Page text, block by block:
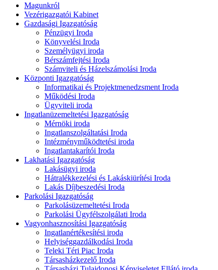
Magunkról
Vezérigazgatói Kabinet
Gazdasági Igazgatóság
Pénzügyi Iroda
Könyvelési Iroda
Személyügyi iroda
Bérszámfejtési Iroda
Számviteli és Házelszámolási Iroda
Központi Igazgatóság
Informatikai és Projektmenedzsment Iroda
Működési Iroda
Ügyviteli iroda
Ingatlanüzemeltetési Igazgatóság
Mérnöki iroda
Ingatlanszolgáltatási Iroda
Intézményműködtetési iroda
Ingatlantakarítói Iroda
Lakhatási Igazgatóság
Lakásügyi iroda
Hátralékkezelési és Lakáskiürítési Iroda
Lakás Díjbeszedési Iroda
Parkolási Igazgatóság
Parkolásüzemeltetési Iroda
Parkolási Ügyfélszolgálati Iroda
Vagyonhasznosítási Igazgatóság
Ingatlanértékesítési iroda
Helyiséggazdálkodási Iroda
Teleki Téri Piac Iroda
Társasházkezelő Iroda